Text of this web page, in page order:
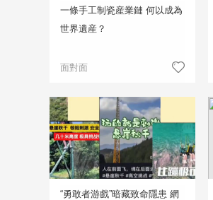
一條手工制瓷産業鏈 何以成為
世界遺産？
面對面
“勇敢者游戲”暗藏致命隱患 網